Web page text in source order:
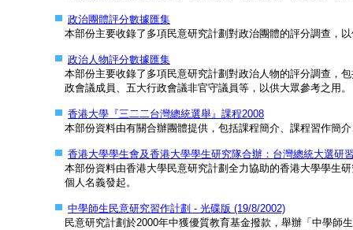
政治團體評分數據匯集
本部份主要收錄了多項民意研究計劃對政治團體的評分調查，
政治人物評分數據匯集
本部份主要收錄了多項民意研究計劃對政治人物的評分調查，
政會議成員、五大行政會議非官守議員等，以供大眾參考之用。
香港大學『三二二台灣總統選舉』課程2008
本部份資料由有關合辦團體提供，包括課程簡介、課程習作簡
香港大學學生會及香港大學學生研究隊合辦：台灣總統大選研
本部份資料由香港大學民意研究計劃全力協助的香港大學學生
個人名義發起。
中學師生民意研究習作計劃 - 光碟版 (19/8/2002)
民意研究計劃於2000年中獲優質教育基金撥款，舉辦「中學師